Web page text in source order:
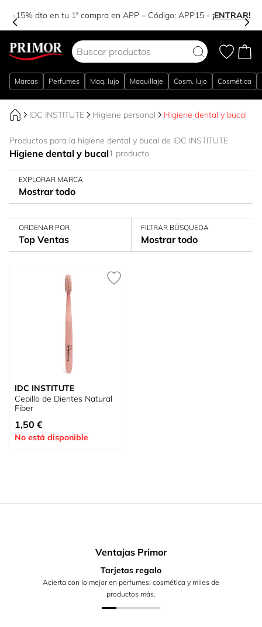
-15% dto en tu 1ª compra en APP – Código: APP15- ¡ENTRAR!
Marcas Perfumes Maq. lujo Maquillaje Cosm. lujo Cosmética
IDC INSTITUTE Higiene personal Higiene dental y bucal
Productos para la higiene dental y bucal de IDC INSTITUTE
Higiene dental y bucal1 producto
EXPLORAR MARCA
Mostrar todo
ORDENAR POR
Top Ventas
FILTRAR BÚSQUEDA
Mostrar todo
IDC INSTITUTE
Cepillo de Dientes Natural
Fiber
1,50 €
No está disponible
Ventajas Primor
Tarjetas regalo
Acierta con lo mejor en perfumes, cosmética y miles de
productos más.